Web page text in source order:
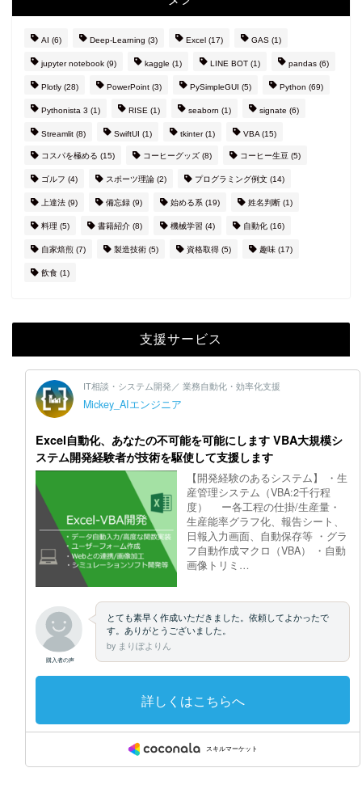
AI (6) Deep-Learning (3) Excel (17) GAS (1)
jupyter notebook (9) kaggle (1) LINE BOT (1) pandas (6)
Plotly (28) PowerPoint (3) PySimpleGUI (5) Python (69)
Pythonista 3 (1) RISE (1) seaborn (1) signate (6)
Streamlit (8) SwiftUI (1) tkinter(1) VBA(15)
コスパを極める (15) コーヒーグッズ (8) コーヒー生豆 (5)
ゴルフ (4) スポーツ理論 (2) プログラミング例文 (14)
上達法 (9) 備忘録 (9) 始める系 (19) 姓名判断 (1)
料理 (5) 書籍紹介 (8) 機械学習 (4) 自動化 (16)
自家焙煎 (7) 製造技術 (5) 資格取得 (5) 趣味 (17)
飲食 (1)
支援サービス